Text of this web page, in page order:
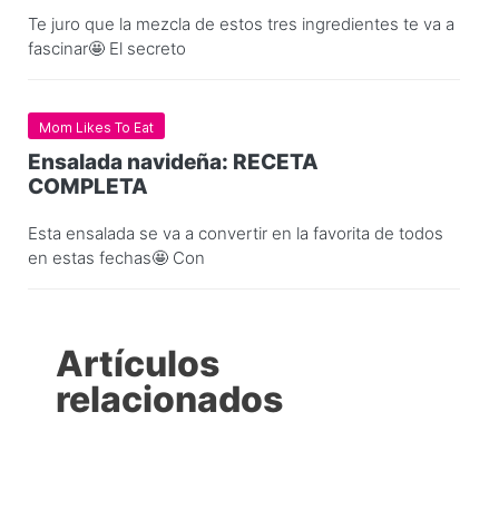
Te juro que la mezcla de estos tres ingredientes te va a
fascinar🤩 El secreto
Mom Likes To Eat
Ensalada navideña: RECETA
COMPLETA
Esta ensalada se va a convertir en la favorita de todos
en estas fechas🤩 Con
Artículos
relacionados